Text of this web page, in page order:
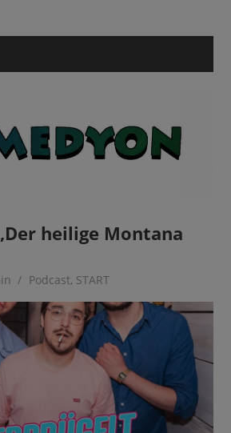
Comedyon
heilige Montana
Podcast, START